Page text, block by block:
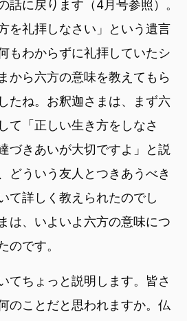
話に戻ります（4月号参照）。
を礼拝しなさい」という遺言
もわからずに礼拝していたシ
から六方の意味を教えてもら
たね。お釈迦さまは、まず六
て「正しい生き方をしなさ
づきあいが大切ですよ」と説
どういう友人とつきあうべき
て詳しく教えられたのでし
は、いよいよ六方の意味につ
のです。
てちょっと説明します。皆さ
のことだと思われますか。仏